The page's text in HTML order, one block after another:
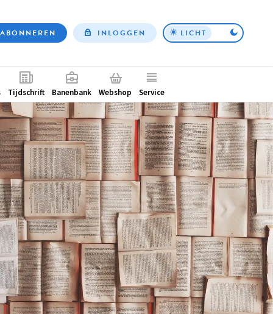
Top
ABONNEREN INLOGGEN LICHT
Tijdschrift Banenbank Webshop Service